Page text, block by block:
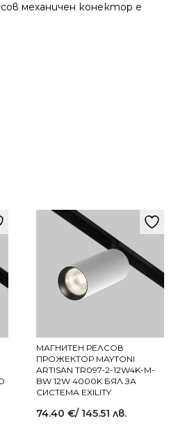
механичен конектор е
МАГНИТЕН РЕЛСОВ
ПРОЖЕКТОР MAYTONI
ARTISAN TR097-2-12W4K-M-
BW 12W 4000K БЯЛ ЗА
СИСТЕМА EXILITY
74.40 €/ 145.51 лв.